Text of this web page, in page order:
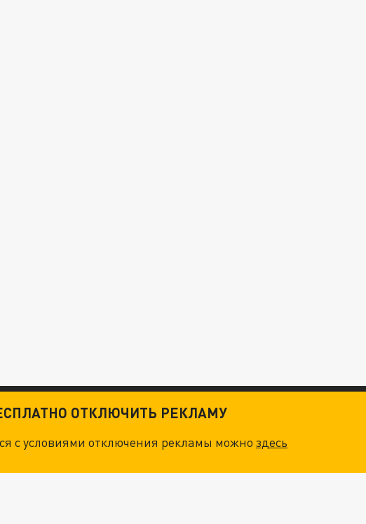
ОТКЛЮЧИТЬ РЕКЛАМУ
с условиями отключения рекламы можноздесь